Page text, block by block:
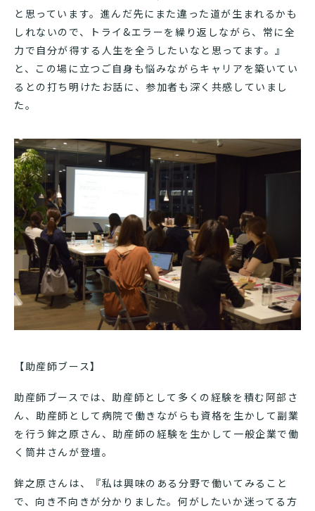
と思っています。進んだ先にまた違った道が生まれるかも
しれないので、トライ&エラーを繰り返しながら、常に全
力で自分が得する人生を全うしたいなと思ってます。』
と、この場に立つご自身も悩みながらキャリアを築いてい
るとの打ち明けたお話に、参加者も深く共感していまし
た。
【助産師ブース】
助産師ブースでは、助産師として多くの経験を積む阿部さ
ん、助産師として病院で働きながらも資格を生かして副業
を行う鉾之原さん、助産師の経験を生かして一般企業で働
く筒井さんが登壇。
鉾之原さんは、『私は興味のある分野で働いてみること
で、向き不向きが分かりました。何がしたいか迷ってる方